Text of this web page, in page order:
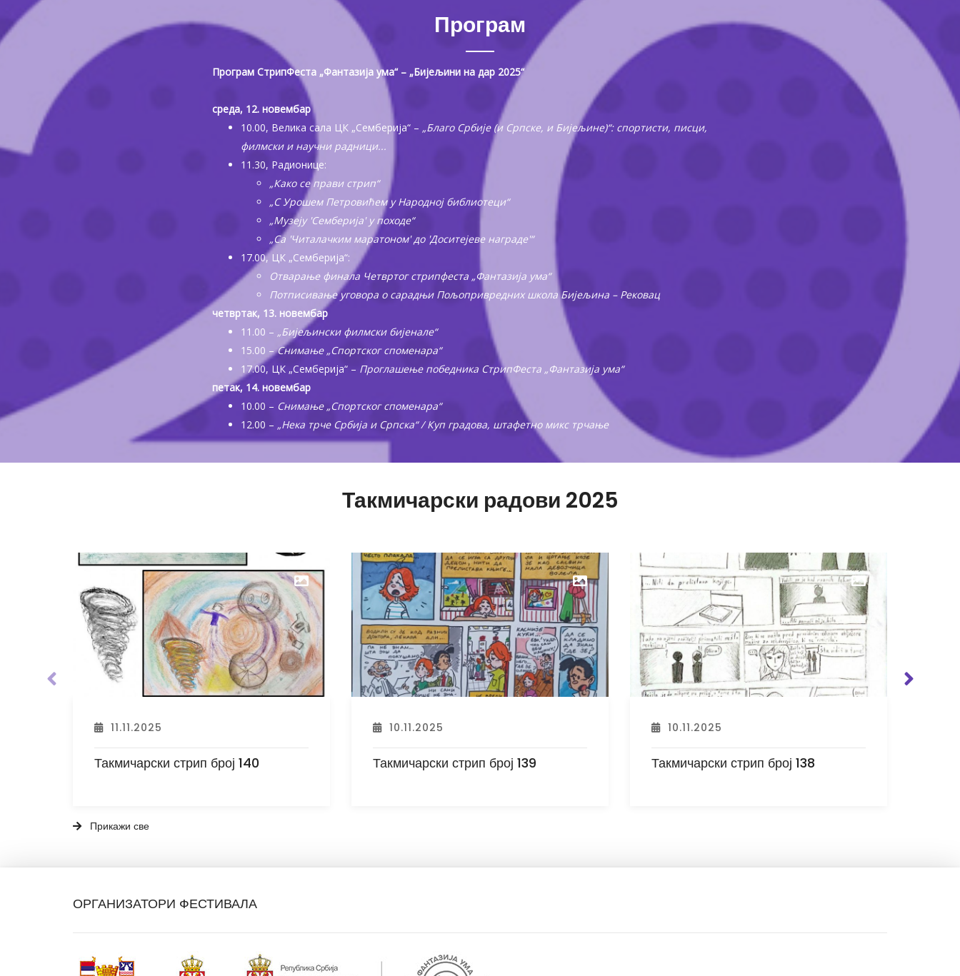
Програм
Програм СтрипФеста „Фантазија ума“ – „Бијељини на дар 2025“
среда, 12. новембар
10.00, Велика сала ЦК „Семберија“ – „Благо Србије (и Српске, и Бијељине)“: спортисти, писци,
филмски и научни радници...
11.30, Радионице:
„Како се прави стрип“
„С Урошем Петровићем у Народној библиотеци“
„Музеју 'Семберија' у походе“
„Са 'Читалачким маратоном' до 'Доситејеве награде'“
17.00, ЦК „Семберија“:
Отварање финала Четвртог стрипфеста „Фантазија ума“
Потписивање уговора о сарадњи Пољопривредних школа Бијељина – Рековац
четвртак, 13. новембар
11.00 – „Бијељински филмски бијенале“
15.00 –Снимање „Спортског споменара“
17.00, ЦК „Семберија“ – Проглашење победника СтрипФеста „Фантазија ума“
петак, 14. новембар
10.00 – Снимање „Спортског споменара“
12.00 – „Нека трче Србија и Српска“ / Куп градова, штафетно микс трчање
Такмичарски радови 2025
10.11.2025
Такмичарски стрип број 139
10.11.2025
Такмичарски стрип број 138
07.11.2025
Такмичарски стрип број 137
Прикажи све
ОРГАНИЗАТОРИ ФЕСТИВАЛА